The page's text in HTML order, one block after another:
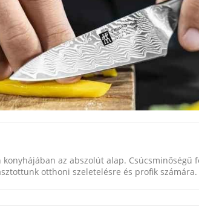
az abszolút alap. Csúcsminőségű
otthoni szeletelésre és profik számára.